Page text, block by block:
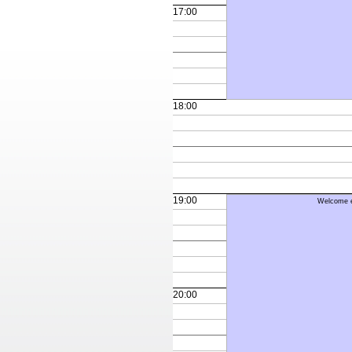
17:00
18:00
19:00
20:00
Welcome